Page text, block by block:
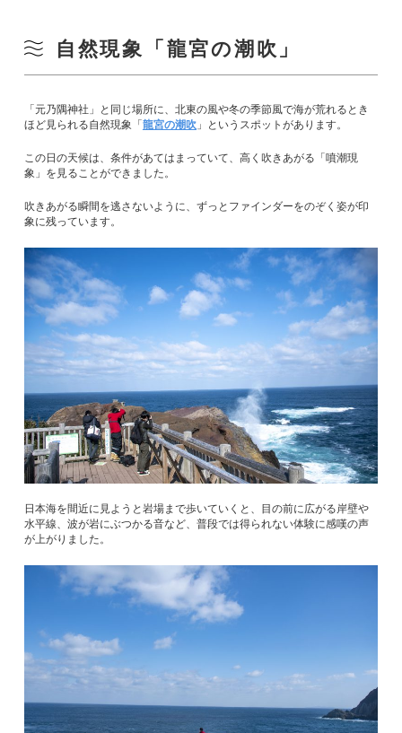
自然現象「龍宮の潮吹」
「元乃隅神社」と同じ場所に、北東の風や冬の季節風で海が荒れるとき
ほど見られる自然現象「 龍宮の潮吹」というスポットがあります。
この日の天候は、条件があてはまっていて、高く吹きあがる「噴潮現
象」を見ることができました。
吹きあがる瞬間を逃さないように、ずっとファインダーをのぞく姿が印
象に残っています。
日本海を間近に見ようと岩場まで歩いていくと、目の前に広がる岸壁や
水平線、波が岩にぶつかる音など、普段では得られない体験に感嘆の声
が上がりました。